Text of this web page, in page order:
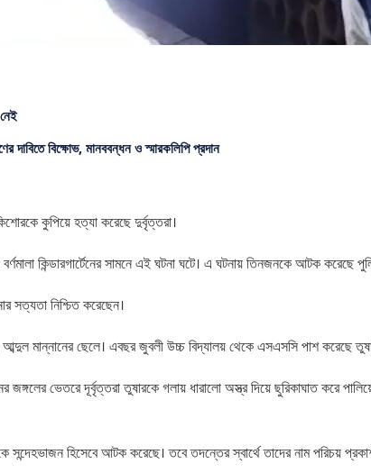
দাবিতে বিক্ষোভ, মানববন্ধন ও স্মারকলিপি প্রদান
কুপিয়ে হত্যা করেছে দুর্বৃত্তরা।
কিন্ডারগার্টেনের সামনে এই ঘটনা ঘটে। এ ঘটনায় তিনজনকে আটক করেছে
সত্যতা নিশ্চিত করেছেন।
মান্নানের ছেলে। এবছর জুবলী উচ্চ বিদ্যালয় থেকে এসএসসি পাশ করেছে
জঙ্গলের ভেতরে দূর্বৃত্তরা তুষারকে গলায় ধারালো অস্ত্র দিয়ে ছুরিকাঘাত করে
হিসেবে আটক করেছে। তবে তদন্তের স্বার্থে তাদের নাম পরিচয়